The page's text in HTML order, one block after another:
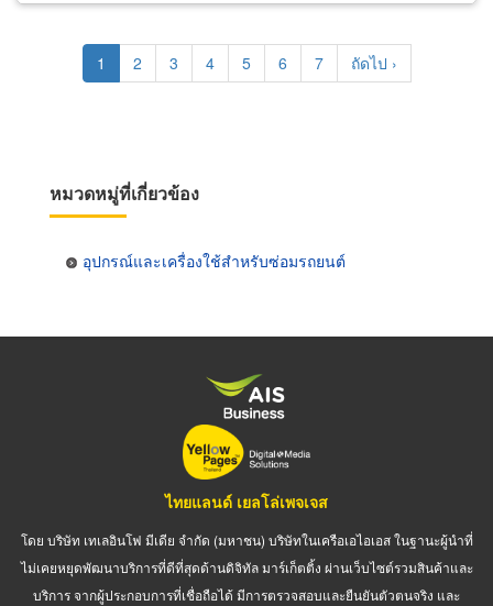
Pagination
Current
page
1 Page
2 Page
3 Page
4 Page
5 Page
6 Page
7
Next
page
ถัดไป ›
หมวดหมู่ที่เกี่ยวข้อง
อุปกรณ์และเครื่องใช้สำหรับซ่อมรถยนต์
ไทยแลนด์ เยลโล่เพจเจส
โดย บริษัท เทเลอินโฟ มีเดีย จำกัด (มหาชน) บริษัทในเครือเอไอเอส ในฐานะผู้นำที่
ไม่เคยหยุดพัฒนาบริการที่ดีที่สุดด้านดิจิทัล มาร์เก็ตติ้ง ผ่านเว็บไซต์รวมสินค้าและ
บริการ จากผู้ประกอบการที่เชื่อถือได้ มีการตรวจสอบและยืนยันตัวตนจริง และ